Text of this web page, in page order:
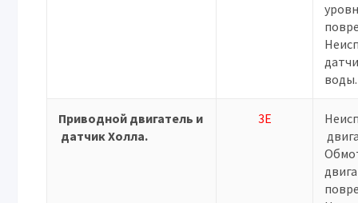
воды.
Приводной двигатель и
датчик Холла.
3E